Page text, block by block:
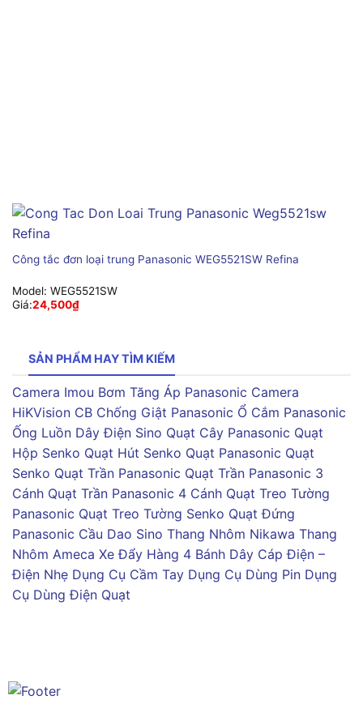
Công tắc đơn loại trung Panasonic WEG5521SW Refina
Model: WEG5521SW
Giá:24,500₫
SẢN PHẨM HAY TÌM KIẾM
Camera Imou Bơm Tăng Áp Panasonic Camera
HiKVision CB Chống Giật Panasonic Ổ Cắm Panasonic
Ống Luồn Dây Điện Sino Quạt Cây Panasonic Quạt
Hộp Senko Quạt Hút Senko Quạt Panasonic Quạt
Senko Quạt Trần Panasonic Quạt Trần Panasonic 3
Cánh Quạt Trần Panasonic 4 Cánh Quạt Treo Tường
Panasonic Quạt Treo Tường Senko Quạt Đứng
Panasonic Cầu Dao Sino Thang Nhôm Nikawa Thang
Nhôm Ameca Xe Đẩy Hàng 4 Bánh Dây Cáp Điện –
Điện Nhẹ Dụng Cụ Cầm Tay Dụng Cụ Dùng Pin Dụng
Cụ Dùng Điện Quạt